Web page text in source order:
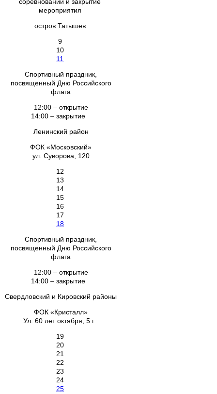
мероприятия
остров Татышев
9
10
11
Спортивный праздник,
посвященный Дню Российского
флага
12:00 – открытие
14:00 – закрытие
Ленинский район
ФОК «Московский»
ул. Суворова, 120
12
13
14
15
16
17
18
Спортивный праздник,
посвященный Дню Российского
флага
12:00 – открытие
14:00 – закрытие
Свердловский и Кировский районы
ФОК «Кристалл»
Ул. 60 лет октября, 5 г
19
20
21
22
23
24
25